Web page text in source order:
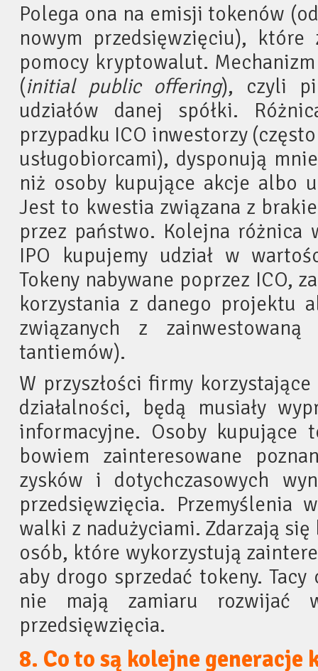
Polega ona na emisji tokenów
nowym przedsięwzięciu),
pomocy kryptowalut.
(initial public offering), czyli
udziałów danej spółki.
przypadku ICO inwestorzy
usługobiorcami), dysponują
niż osoby kupujące akcje albo
Jest to kwestia związana z
przez państwo. Kolejna różnica
IPO kupujemy udział w
Tokeny nabywane poprzez ICO,
korzystania z danego projektu
związanych z
tantiemów).
W przyszłości firmy
działalności, będą musiały
informacyjne. Osoby kupujące
bowiem zainteresowane
zysków i dotychczasowych
przedsięwzięcia. Przemyślenia
walki z nadużyciami. Zdarzają
osób, które wykorzystują
aby drogo sprzedać tokeny.
nie mają zamiaru rozwijać
przedsięwzięcia.
8. Co to są kolejne